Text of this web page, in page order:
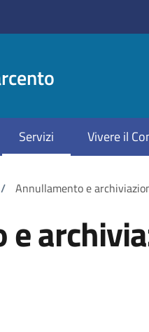
Servizi Vivere il
/ Annullamento e